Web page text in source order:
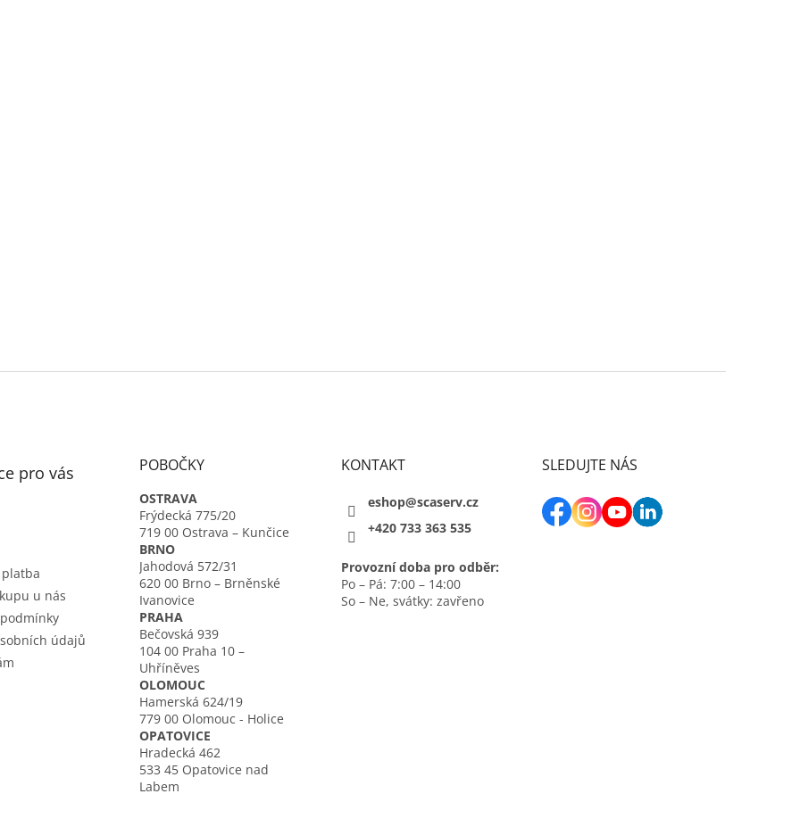
pro vás
u nás
údajů
POBOČKY
OSTRAVA
Frýdecká 775/20
719 00 Ostrava – Kunčice
BRNO
Jahodová 572/31
620 00 Brno – Brněnské
Ivanovice
PRAHA
Bečovská 939
104 00 Praha 10 –
Uhříněves
OLOMOUC
Hamerská 624/19
779 00 Olomouc - Holice
OPATOVICE
Hradecká 462
533 45 Opatovice nad
Labem
KONTAKT
eshop@scaserv.cz
+420 733 363 535
Provozní doba pro odběr:
Po – Pá: 7:00 – 14:00
So – Ne, svátky: zavřeno
SLEDUJTE NÁS